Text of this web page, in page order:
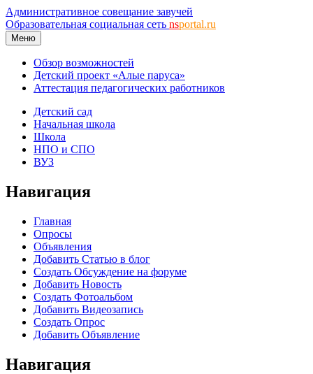
Административное совещание завучей
Образовательная социальная сеть nsportal.ru
Меню
Обзор возможностей
Детский проект «Алые паруса»
Аттестация педагогических работников
Детский сад
Начальная школа
Школа
НПО и СПО
ВУЗ
Навигация
Главная
Опросы
Объявления
Добавить Статью в блог
Создать Обсуждение на форуме
Добавить Новость
Создать Фотоальбом
Добавить Видеозапись
Создать Опрос
Добавить Объявление
Навигация